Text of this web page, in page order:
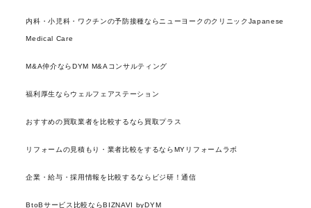
内科・小児科・ワクチンの予防接種ならニューヨークのクリニックJapanese
Medical Care
M&A仲介ならDYM M&Aコンサルティング
福利厚生ならウェルフェアステーション
おすすめの買取業者を比較するなら買取プラス
リフォームの見積もり・業者比較をするならMYリフォームラボ
企業・給与・採用情報を比較するならビジ研！通信
BtoBサービス比較ならBIZNAVI byDYM